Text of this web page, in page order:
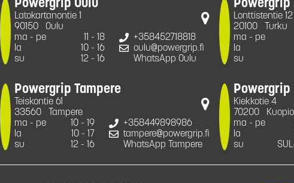
Powergrip Oulu
Latokartanontie 1
90150
Oulu
ma - pe
11 - 18
la
10 - 16
su
12 - 16
+358452718818
oulu@powergrip.fi
WhatsApp Oulu
Powergrip
Lonttistentie 12
20100
Turku
ma - pe
la
su
Powergrip Tampere
Teiskontie 61
33560
Tampere
ma - pe
10 - 19
la
10 - 17
su
12 - 16
+358449898986
tampere@powergrip.fi
WhatsApp Tampere
Powergrip
Kiekkotie 4
70200
Kuopio
ma - pe
la
su